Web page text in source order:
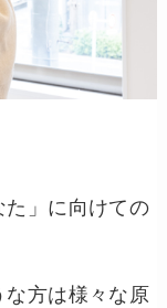
た」に向けての
方は様々な原